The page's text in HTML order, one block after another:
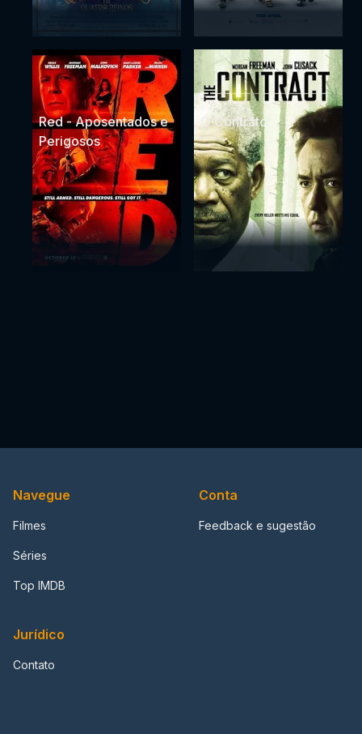
Red - Aposentados e
Perigosos
O Contrato
Navegue
Filmes
Séries
Top IMDB
Conta
Feedback e sugestão
Jurídico
Contato